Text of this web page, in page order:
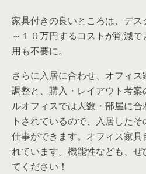
家具付きの良いところは、デス
～１０万円するコストが削減
用も不要に。
さらに入居に合わせ、オフィ
調整と、購入・レイアウト考
ルオフィスでは人数・部屋に
トされているので、入居した
仕事ができます。オフィス家
れています。機能性なども、
てください！